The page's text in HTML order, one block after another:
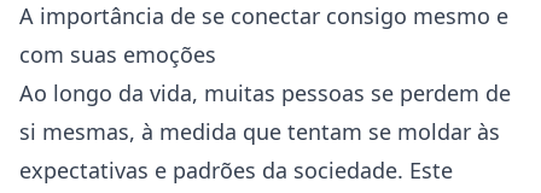
A importância de se conectar consigo mesmo e
com suas emoções
Ao longo da vida, muitas pessoas se perdem de
si mesmas, à medida que tentam se moldar às
expectativas e padrões da sociedade. Este